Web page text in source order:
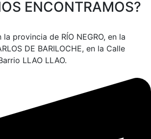
ENCONTRAMOS?
la provincia de RÍO NEGRO, en la
DE BARILOCHE, en la Calle
LLAO LLAO.